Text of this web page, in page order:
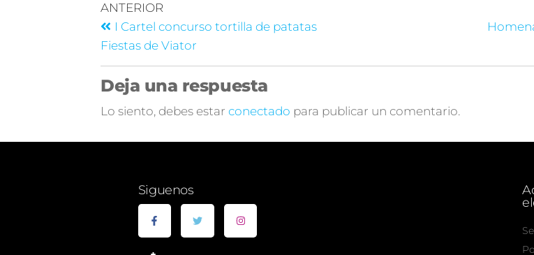
ANTERIOR
I Cartel concurso tortilla de patatas
Fiestas de Viator
Deja una respuesta
Lo siento, debes estarconectado para publicar un comentario.
Siguenos